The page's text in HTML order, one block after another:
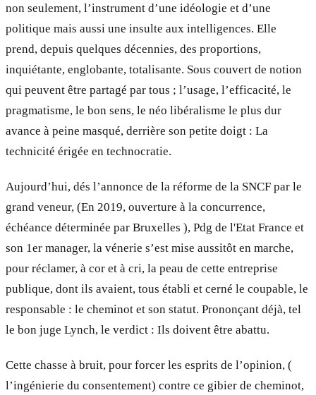
non seulement, l’instrument d’une idéologie et d’une
politique mais aussi une insulte aux intelligences. Elle
prend, depuis quelques décennies, des proportions,
inquiétante, englobante, totalisante. Sous couvert de notion
qui peuvent être partagé par tous ; l’usage, l’efficacité, le
pragmatisme, le bon sens, le néo libéralisme le plus dur
avance à peine masqué, derrière son petite doigt : La
technicité érigée en technocratie.
Aujourd’hui, dés l’annonce de la réforme de la SNCF par le
grand veneur, (En 2019, ouverture à la concurrence,
échéance déterminée par Bruxelles ), Pdg de l'Etat France et
son 1er manager, la vénerie s’est mise aussitôt en marche,
pour réclamer, à cor et à cri, la peau de cette entreprise
publique, dont ils avaient, tous établi et cerné le coupable, le
responsable : le cheminot et son statut. Prononçant déjà, tel
le bon juge Lynch, le verdict : Ils doivent être abattu.
Cette chasse à bruit, pour forcer les esprits de l’opinion, (
l’ingénierie du consentement) contre ce gibier de cheminot,